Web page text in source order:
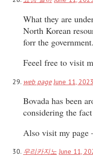
What they are
North Korean
forr the government.
Feeel free to visit
web page June 11,
Bovada has been
considering the
Also visit my page
우리카지노 June 11,